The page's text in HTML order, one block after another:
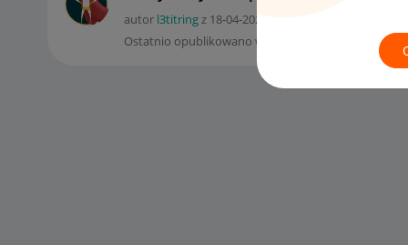
autor l3titringz ‎18-04-2023
Ostatnio opublikowano w dniu
08:13,